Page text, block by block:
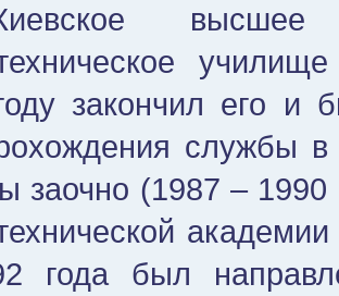
высшее
закончил его и
службы
заочно (1987 – 1990
года был